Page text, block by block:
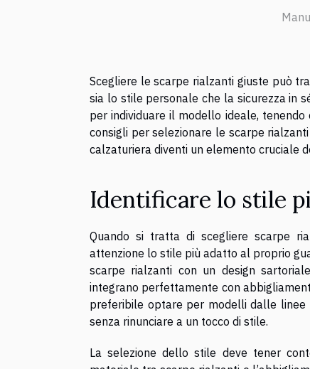
Scegliere le scarpe rialzanti giuste può
sia lo stile personale che la sicurezza in
per individuare il modello ideale,
consigli per selezionare le scarpe
calzaturiera diventi un elemento cruciale
Identificare lo stile
Quando si tratta di scegliere scarpe
attenzione lo stile più adatto al proprio
scarpe rialzanti con un design
integrano perfettamente con
preferibile optare per modelli dalle linee
senza rinunciare a un tocco di stile.
La selezione dello stile deve tener